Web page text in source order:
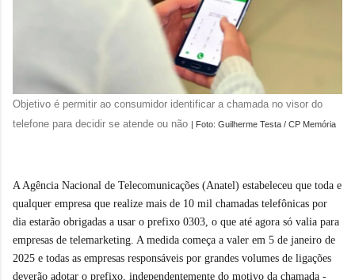
Objetivo é permitir ao consumidor identificar a chamada no visor do
telefone para decidir se atende ou não | Foto: Guilherme Testa / CP Memória
A Agência Nacional de Telecomunicações (Anatel) estabeleceu que toda e
qualquer empresa que realize mais de 10 mil chamadas telefônicas por
dia estarão obrigadas a usar o prefixo 0303, o que até agora só valia para
empresas de telemarketing. A medida começa a valer em 5 de janeiro de
2025 e todas as empresas responsáveis por grandes volumes de ligações
deverão adotar o prefixo, independentemente do motivo da chamada -